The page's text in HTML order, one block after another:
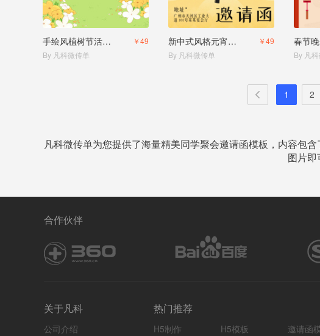
手绘风植树节活动邀请函
￥49
By 凡科微传单
新中式风格元宵节文艺汇演邀请函
￥49
By 凡科微传单
By 凡
1 2
凡科微传单为您提供了海量精美同学聚会邀请函模板，内容包
图片即
合作伙伴
关于凡科
公司介绍
热门推荐
H5制作 H5模板 邀请函